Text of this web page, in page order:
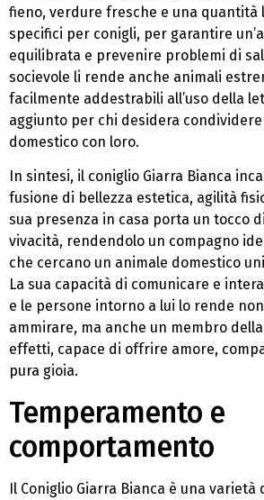
fieno, verdure fresche e una
specifici per conigli, per garantire
equilibrata e prevenire problemi di
socievole li rende anche animali
facilmente addestrabili all’uso della
aggiunto per chi desidera
domestico con loro.
In sintesi, il coniglio Giarra Bianca
fusione di bellezza estetica, agilità
sua presenza in casa porta un tocco
vivacità, rendendolo un compagno
che cercano un animale domestico
La sua capacità di comunicare e
e le persone intorno a lui lo rende
ammirare, ma anche un membro
effetti, capace di offrire amore,
pura gioia.
Temperamento e
comportamento
Il Coniglio Giarra Bianca è una varietà